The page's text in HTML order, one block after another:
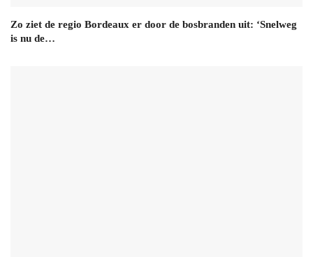
Zo ziet de regio Bordeaux er door de bosbranden uit: ‘Snelweg
is nu de…